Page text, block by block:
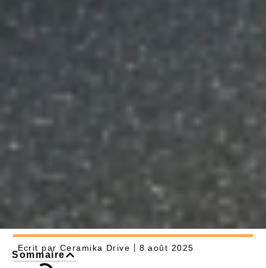
Ecrit par Ceramika Drive 8 août 2025
Sommaire